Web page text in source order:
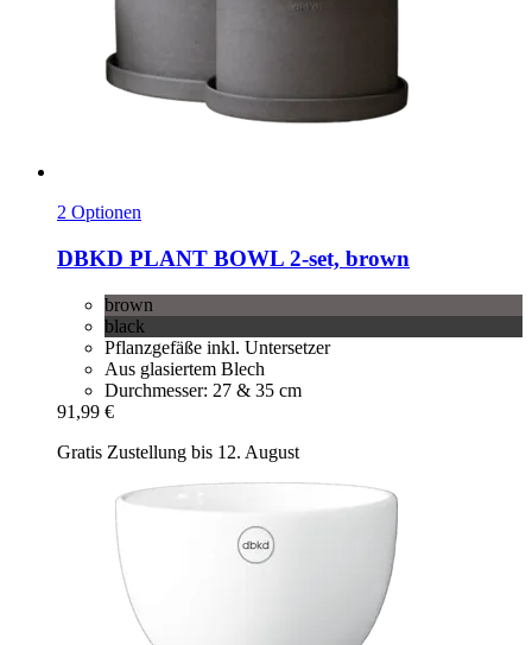
2 Optionen
DBKD PLANT BOWL 2-​set, brown
brown
black
Pflanzgefäße inkl. Untersetzer
Aus glasiertem Blech
Durchmesser: 27 & 35 cm
91,99 €
Gratis Zustellung bis 12. August